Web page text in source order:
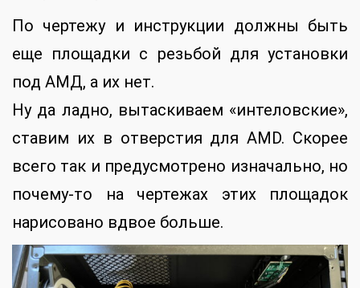
По чертежу и инструкции должны быть
еще площадки с резьбой для установки
под АМД, а их нет.
Ну да ладно, вытаскиваем «интеловские»,
ставим их в отверстия для AMD. Скорее
всего так и предусмотрено изначально, но
почему-то на чертежах этих площадок
нарисовано вдвое больше.